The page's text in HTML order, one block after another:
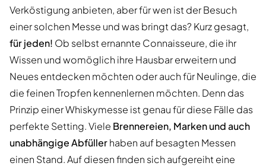
Verköstigung anbieten, aber für wen ist der Besuch
einer solchen Messe und was bringt das? Kurz gesagt,
für jeden! Ob selbst ernannte Connaisseure, die ihr
Wissen und womöglich ihre Hausbar erweitern und
Neues entdecken möchten oder auch für Neulinge, die
die feinen Tropfen kennenlernen möchten. Denn das
Prinzip einer Whiskymesse ist genau für diese Fälle das
perfekte Setting. Viele Brennereien, Marken und auch
unabhängige Abfüllerhaben auf besagten Messen
einen Stand. Auf diesen finden sich aufgereiht eine